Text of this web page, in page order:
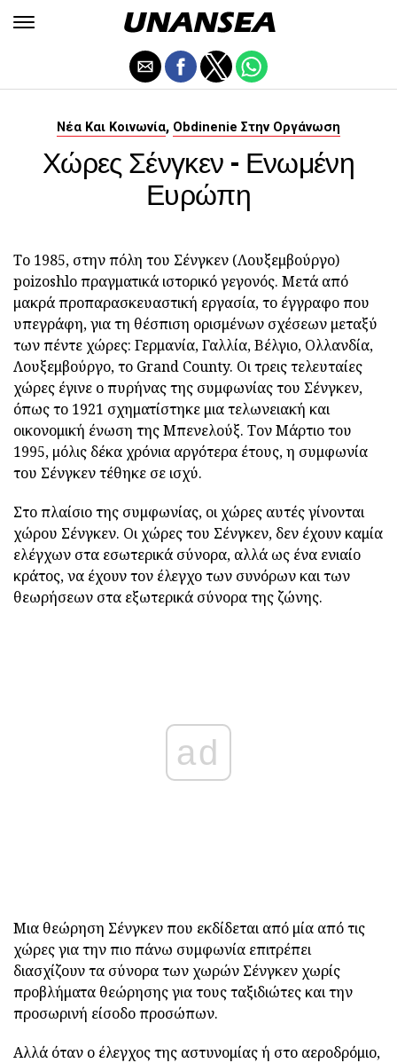
Νέα Και Κοινωνία, Obdinenie Στην Οργάνωση
Χώρες Σένγκεν - Ενωμένη
Ευρώπη
Το 1985, στην πόλη του Σένγκεν (Λουξεμβούργο)
poizoshlo πραγματικά ιστορικό γεγονός. Μετά από
μακρά προπαρασκευαστική εργασία, το έγγραφο που
υπεγράφη, για τη θέσπιση ορισμένων σχέσεων μεταξύ
των πέντε χώρες: Γερμανία, Γαλλία, Βέλγιο, Ολλανδία,
Λουξεμβούργο, το Grand County. Οι τρεις τελευταίες
χώρες έγινε ο πυρήνας της συμφωνίας του Σένγκεν,
όπως το 1921 σχηματίστηκε μια τελωνειακή και
οικονομική ένωση της Μπενελούξ. Τον Μάρτιο του
1995, μόλις δέκα χρόνια αργότερα έτους, η συμφωνία
του Σένγκεν τέθηκε σε ισχύ.
Στο πλαίσιο της συμφωνίας, οι χώρες αυτές γίνονται
χώρου Σένγκεν. Οι χώρες του Σένγκεν, δεν έχουν καμία
ελέγχων στα εσωτερικά σύνορα, αλλά ως ένα ενιαίο
κράτος, να έχουν τον έλεγχο των συνόρων και των
θεωρήσεων στα εξωτερικά σύνορα της ζώνης.
ad
Μια θεώρηση Σένγκεν που εκδίδεται από μία από τις
χώρες για την πιο πάνω συμφωνία επιτρέπει
διασχίζουν τα σύνορα των χωρών Σένγκεν χωρίς
προβλήματα θεώρησης για τους ταξιδιώτες και την
προσωρινή είσοδο προσώπων.
Αλλά όταν ο έλεγχος της αστυνομίας ή στο αεροδρόμιο,